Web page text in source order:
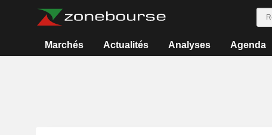
Marchés Actualités Analyses Agenda